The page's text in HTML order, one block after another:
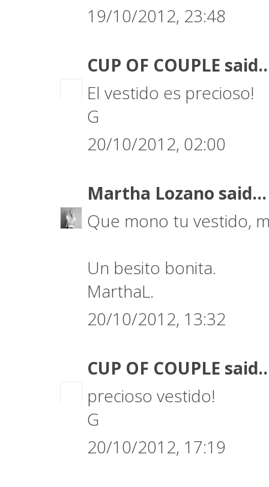
19/10/2012, 23:48
CUP OF COUPLE
El vestido es precioso!
G
20/10/2012, 02:00
Martha Lozano said...
Que mono tu vestido,
Un besito bonita.
MarthaL.
20/10/2012, 13:32
CUP OF COUPLE
precioso vestido!
G
20/10/2012, 17:19